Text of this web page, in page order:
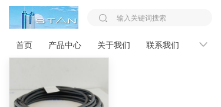
首页 产品中心 关于我们 联系我们 新闻资
您的位置： 首页 >> StOpt